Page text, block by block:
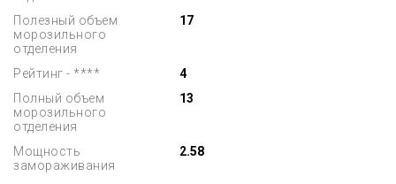
Полезный объем
морозильного
отделения
17
Рейтинг - ****
4
Полный объем
морозильного
отделения
13
Мощность
замораживания
2.58